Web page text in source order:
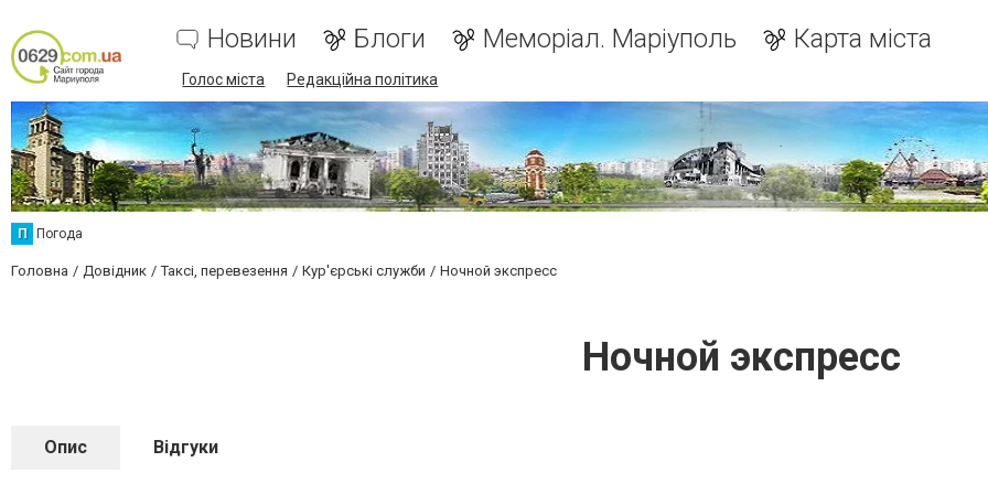
Новини Блоги Меморіал. Маріуполь Карта міста
Голос міста Редакційна політика
П Погода
Головна Довідник Таксі, перевезення Кур'єрські служби Ночной экспресс
Ночной экспресс
Опис Відгуки